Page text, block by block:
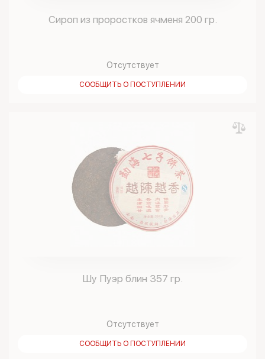
Сироп из проростков ячменя 200 гр.
Отсутствует
СООБЩИТЬ О ПОСТУПЛЕНИИ
Шу Пуэр блин 357 гр.
Отсутствует
СООБЩИТЬ О ПОСТУПЛЕНИИ